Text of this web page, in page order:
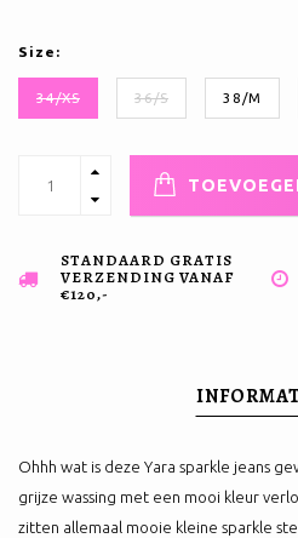
Size:
34/XS 36/S 38/M
STANDAARD GRATIS
VERZENDING VANAF
€120,-
Ohhh wat is deze Yara sparkle jeans
grijze wassing met een mooi kleur
zitten allemaal mooie kleine sparkle